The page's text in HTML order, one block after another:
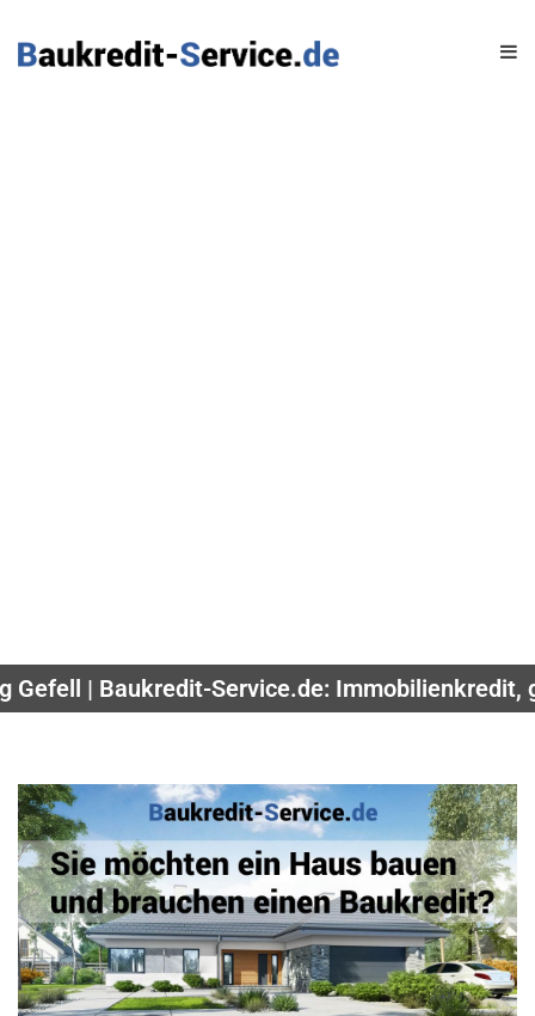
Gefell | Baukredit-Service.de: Immobilienkredit,